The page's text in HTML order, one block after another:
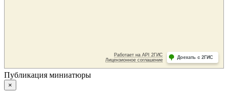
Публикация миниатюры
×